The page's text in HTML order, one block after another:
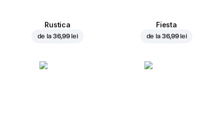
Rustica
de la 36,99 lei
Fiesta
de la 36,99 lei